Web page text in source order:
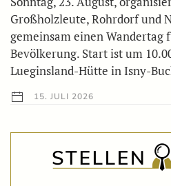
Großholzleute, Rohrdorf und
gemeinsam einen Wandertag
Bevölkerung. Start ist um
Lueginsland-Hütte in Isny-
15. JULI 2026